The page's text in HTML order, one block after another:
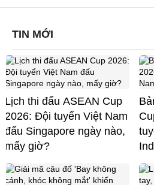
TIN MỚI
Lịch thi đấu ASEAN Cup
2026: Đội tuyển Việt Nam
đấu Singapore ngày nào,
mấy giờ?